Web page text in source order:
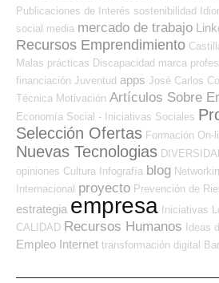
Publicaciones de Interés sostenibilidad
social media mercado de trabajo
Recursos Emprendimiento
Malas prácticas Discapacidad marca
financiación Juventud apps José Carlos
Técnica Motivación Artículos Sobre
Economía Social - Iniciativas Sociales
Selección Ofertas Formación On-
Nuevas Tecnologias
opiniones Cultura Infografía blog
Internacional proyecto Prevención de
estrategia empresa Iniciativas
CALIDAD Recursos Humanos Ideas
Empleo Internet transformación digital